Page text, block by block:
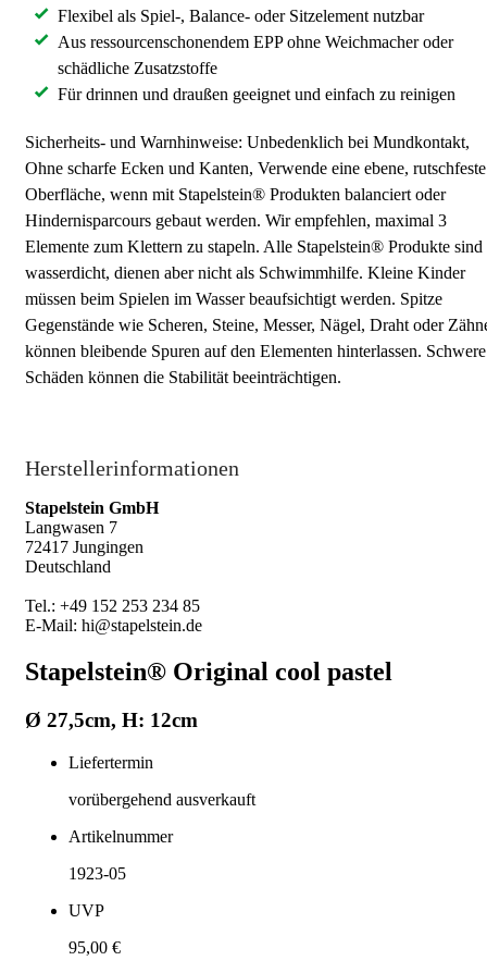
Flexibel als Spiel-, Balance- oder Sitzelement nutzbar
Aus ressourcenschonendem EPP ohne Weichmacher oder
schädliche Zusatzstoffe
Für drinnen und draußen geeignet und einfach zu reinigen
Sicherheits- und Warnhinweise: Unbedenklich bei Mundkontakt,
Ohne scharfe Ecken und Kanten, Verwende eine ebene, rutschfeste
Oberfläche, wenn mit Stapelstein® Produkten balanciert oder
Hindernisparcours gebaut werden. Wir empfehlen, maximal 3
Elemente zum Klettern zu stapeln. Alle Stapelstein® Produkte sind
wasserdicht, dienen aber nicht als Schwimmhilfe. Kleine Kinder
müssen beim Spielen im Wasser beaufsichtigt werden. Spitze
Gegenstände wie Scheren, Steine, Messer, Nägel, Draht oder
können bleibende Spuren auf den Elementen hinterlassen. Schwere
Schäden können die Stabilität beeinträchtigen.
Herstellerinformationen
Stapelstein GmbH
Langwasen 7
72417 Jungingen
Deutschland
Tel.: +49 152 253 234 85
E-Mail: hi@stapelstein.de
Stapelstein® Original cool pastel
Ø 27,5cm, H: 12cm
Liefertermin
vorübergehend ausverkauft
Artikelnummer
1923-05
UVP
95,00 €